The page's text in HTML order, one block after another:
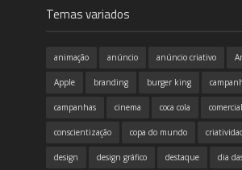
Temas variados
animação anúncio anúncio criativo
Apple branding burger king
campanhas cinema coca cola comercial
conscientização copa do mundo
design design gráfico destaque dia